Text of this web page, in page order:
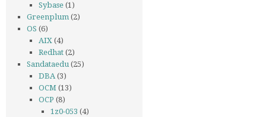
Sybase (1)
Greenplum (2)
OS (6)
AIX (4)
Redhat (2)
Sandataedu (25)
DBA(3)
OCM (13)
OCP (8)
1z0-053 (4)